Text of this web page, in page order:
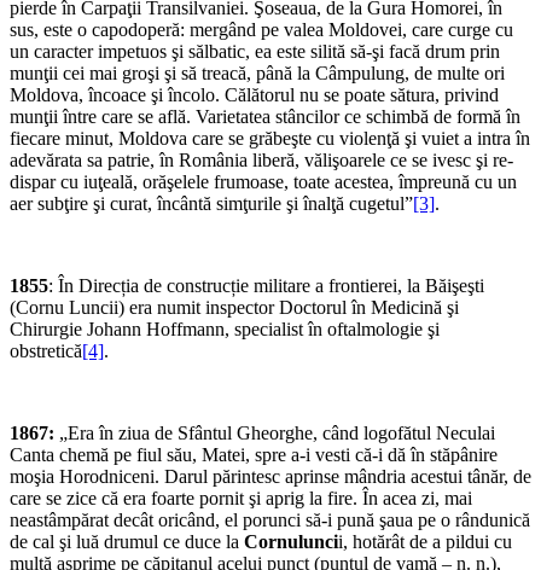
pierde în Carpaţii Transilvaniei. Şoseaua, de la Gura Homorei, în
sus, este o capodoperă: mergând pe valea Moldovei, care curge cu
un caracter impetuos şi sălbatic, ea este silită să-şi facă drum prin
munţii cei mai groşi şi să treacă, până la Câmpulung, de multe ori
Moldova, încoace şi încolo. Călătorul nu se poate sătura, privind
munţii între care se află. Varietatea stâncilor ce schimbă de formă în
fiecare minut, Moldova care se grăbeşte cu violenţă şi vuiet a intra în
adevărata sa patrie, în România liberă, vălişoarele ce se ivesc şi re-
dispar cu iuţeală, orăşelele frumoase, toate acestea, împreună cu un
aer subţire şi curat, încântă simţurile şi înalţă cugetul”[3].
1855: În Direcția de construcție militare a frontierei, la Băişeşti
(Cornu Luncii) era numit inspector Doctorul în Medicină şi
Chirurgie Johann Hoffmann, specialist în oftalmologie şi
obstretică[4].
1867: „Era în ziua de Sfântul Gheorghe, când logofătul Neculai
Canta chemă pe fiul său, Matei, spre a-i vesti că-i dă în stăpânire
moşia Horodniceni. Darul părintesc aprinse mândria acestui tânăr, de
care se zice că era foarte pornit şi aprig la fire. În acea zi, mai
neastâmpărat decât oricând, el porunci să-i pună şaua pe o rândunică
de cal şi luă drumul ce duce la Cornuluncii, hotărât de a pildui cu
multă asprime pe căpi­tanul acelui punct (puntul de vamă – n. n.),